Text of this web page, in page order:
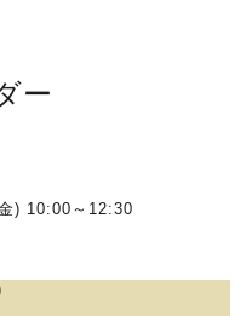
ー
) 10:00～12:30